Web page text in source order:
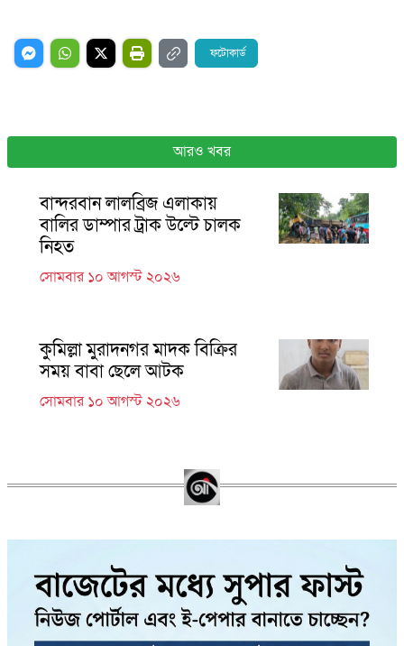
ফটোকার্ড
আরও খবর
বান্দরবান লালব্রিজ এলাকায়
বালির ডাম্পার ট্রাক উল্টে চালক
নিহত
সোমবার ১০ আগস্ট ২০২৬
কুমিল্লা মুরাদনগর মাদক বিক্রির
সময় বাবা ছেলে আটক
সোমবার ১০ আগস্ট ২০২৬